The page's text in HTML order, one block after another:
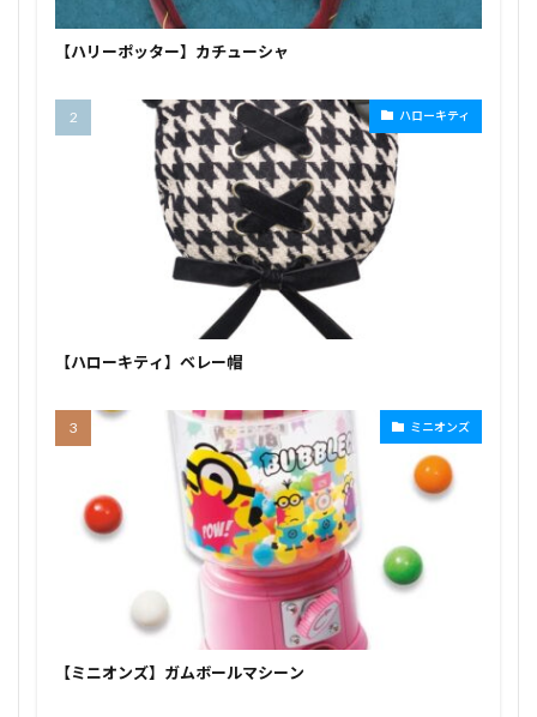
【ハリーポッター】カチューシャ
ハローキティ
【ハローキティ】ベレー帽
ミニオンズ
【ミニオンズ】ガムボールマシーン